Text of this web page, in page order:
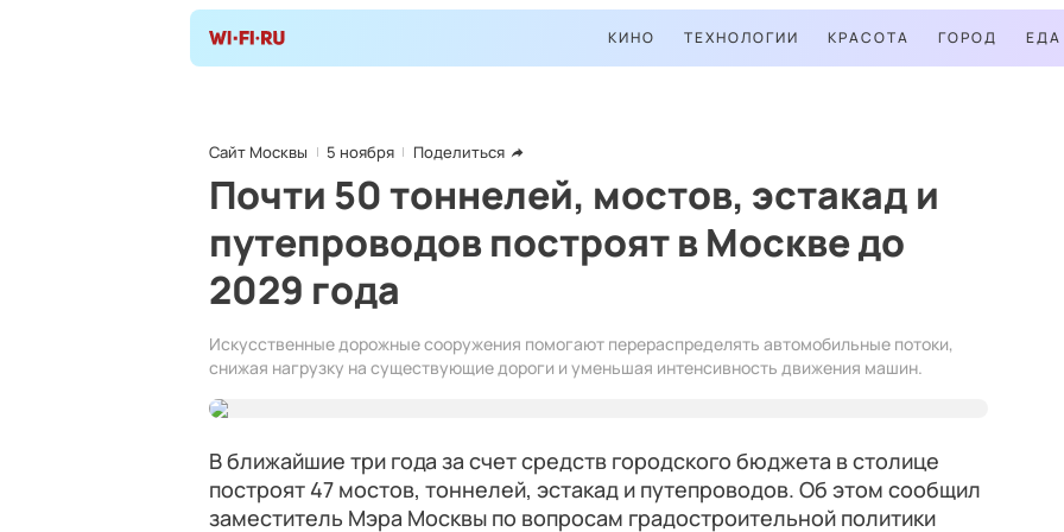
КИНО ТЕХНОЛОГИИ КРАСОТА ГОРОД ЕДА
Сайт Москвы 5 ноября Поделиться
Почти 50 тоннелей, мостов, эстакад и
путепроводов построят в Москве до
2029 года
Искусственные дорожные сооружения помогают перераспределять автомобильные потоки,
снижая нагрузку на существующие дороги и уменьшая интенсивность движения машин.
В ближайшие три года за счет средств городского бюджета в столице
построят 47 мостов, тоннелей, эстакад и путепроводов. Об этом сообщил
заместитель Мэра Москвы по вопросам градостроительной политики